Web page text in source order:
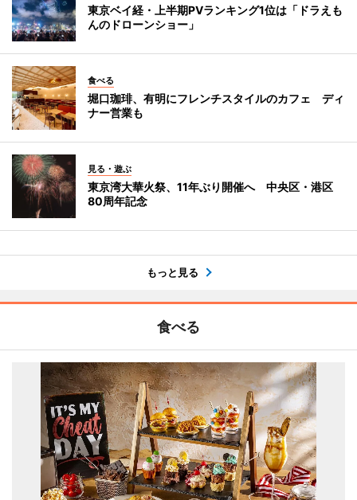
東京ベイ経・上半期PVランキング1位は「ドラえも
んのドローンショー」
食べる
堀口珈琲、有明にフレンチスタイルのカフェ ディ
ナー営業も
見る・遊ぶ
東京湾大華火祭、11年ぶり開催へ 中央区・港区
80周年記念
もっと見る
食べる